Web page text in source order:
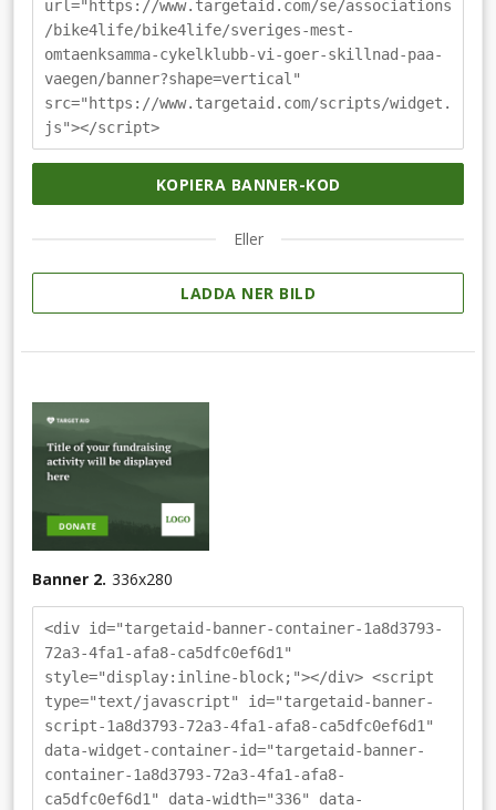
url="https://www.targetaid.com/se/associations
/bike4life/bike4life/sveriges-mest-
omtaenksamma-cykelklubb-vi-goer-skillnad-paa-
vaegen/banner?shape=vertical"
src="https://www.targetaid.com/scripts/widget.
js"></script>
KOPIERA BANNER-KOD
Eller
LADDA NER BILD
Banner 2. 336x280
<div id="targetaid-banner-container-1a8d3793-
72a3-4fa1-afa8-ca5dfc0ef6d1"
style="display:inline-block;"></div> <script
type="text/javascript" id="targetaid-banner-
script-1a8d3793-72a3-4fa1-afa8-ca5dfc0ef6d1"
data-widget-container-id="targetaid-banner-
container-1a8d3793-72a3-4fa1-afa8-
ca5dfc0ef6d1" data-width="336" data-